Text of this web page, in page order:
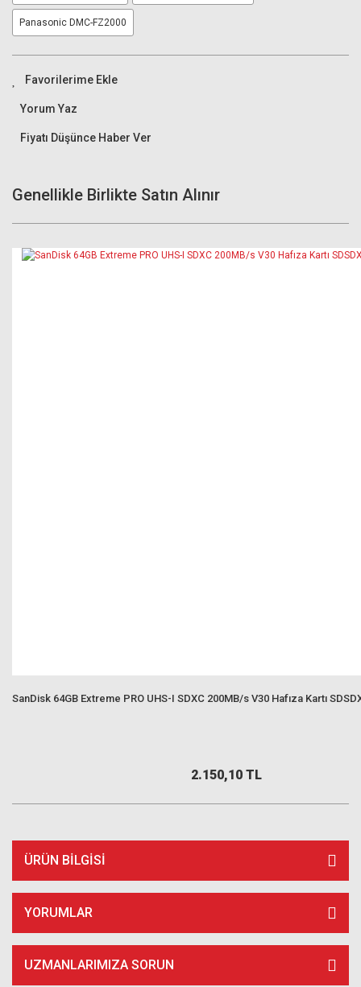
Panasonic DMC-FZ2000
Yorum Yaz
Fiyatı Düşünce Haber Ver
Genellikle Birlikte Satın Alınır
SanDisk 64GB Extreme PRO UHS-I SDXC 200MB/s V30 Hafıza Kartı
2.150,10 TL
ÜRÜN BILGISI
YORUMLAR
UZMANLARIMIZA SORUN